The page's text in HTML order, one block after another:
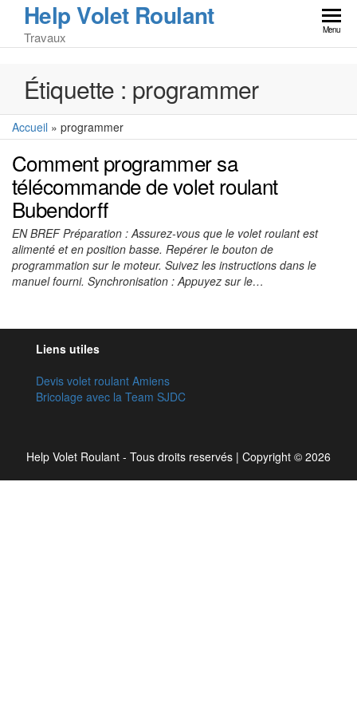
Help Volet Roulant
Travaux Menu
Étiquette : programmer
Accueil » programmer
Comment programmer sa
télécommande de volet roulant
Bubendorff
EN BREF Préparation : Assurez-vous que le volet roulant est
alimenté et en position basse. Repérer le bouton de
programmation sur le moteur. Suivez les instructions dans le
manuel fourni. Synchronisation : Appuyez sur le…
Liens utiles
Devis volet roulant Amiens
Bricolage avec la Team SJDC
Help Volet Roulant - Tous droits reservés | Copyright © 2026